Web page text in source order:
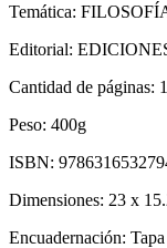
Temática:
Editorial:
Cantidad de páginas:
Peso: 400g
ISBN:
Dimensiones: 23 x
Encuadernación: